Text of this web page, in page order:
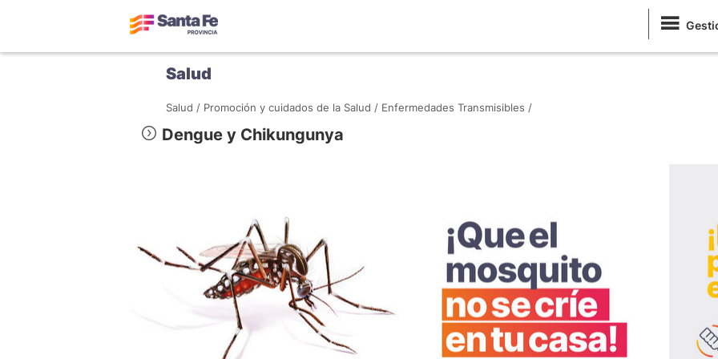
Salud
Salud / Promoción y cuidados de la Salud / Enfermedades Transmisibles /
Dengue y Chikungunya